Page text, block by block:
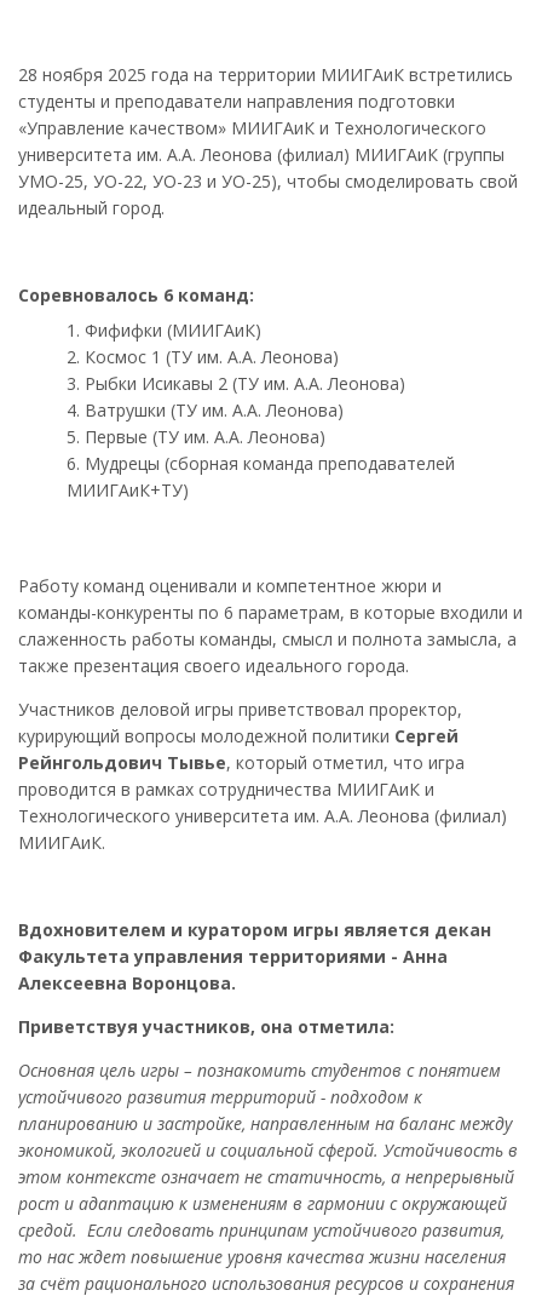
28 ноября 2025 года на территории МИИГАиК встретились
студенты и преподаватели направления подготовки
«Управление качеством» МИИГАиК и Технологического
университета им. А.А. Леонова (филиал) МИИГАиК (группы
УМО-25, УО-22, УО-23 и УО-25), чтобы смоделировать свой
идеальный город.
Соревновалось 6 команд:
Фифифки (МИИГАиК)
Космос 1 (ТУ им. А.А. Леонова)
Рыбки Исикавы 2 (ТУ им. А.А. Леонова)
Ватрушки (ТУ им. А.А. Леонова)
Первые (ТУ им. А.А. Леонова)
Мудрецы (сборная команда преподавателей
МИИГАиК+ТУ)
Работу команд оценивали и компетентное жюри и
команды-конкуренты по 6 параметрам, в которые входили и
слаженность работы команды, смысл и полнота замысла, а
также презентация своего идеального города.
Участников деловой игры приветствовал проректор,
курирующий вопросы молодежной политики Сергей
Рейнгольдович Тывье, который отметил, что игра
проводится в рамках сотрудничества МИИГАиК и
Технологического университета им. А.А. Леонова (филиал)
МИИГАиК.
Вдохновителем и куратором игры является декан
Факультета управления территориями - Анна
Алексеевна Воронцова.
Приветствуя участников, она отметила:
Основная цель игры – познакомить студентов с понятием
устойчивого развития территорий - подходом к
планированию и застройке, направленным на баланс между
экономикой, экологией и социальной сферой. Устойчивость в
этом контексте означает не статичность, а непрерывный
рост и адаптацию к изменениям в гармонии с окружающей
средой. Если следовать принципам устойчивого развития,
то нас ждет повышение уровня качества жизни населения
за счёт рационального использования ресурсов и сохранения